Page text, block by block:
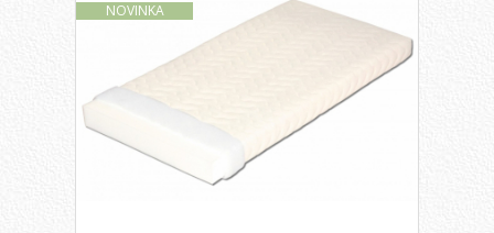
NOVINKA